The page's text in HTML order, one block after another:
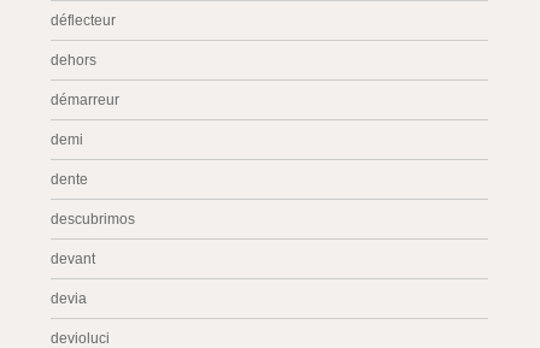
déflecteur
dehors
démarreur
demi
dente
descubrimos
devant
devia
devioluci